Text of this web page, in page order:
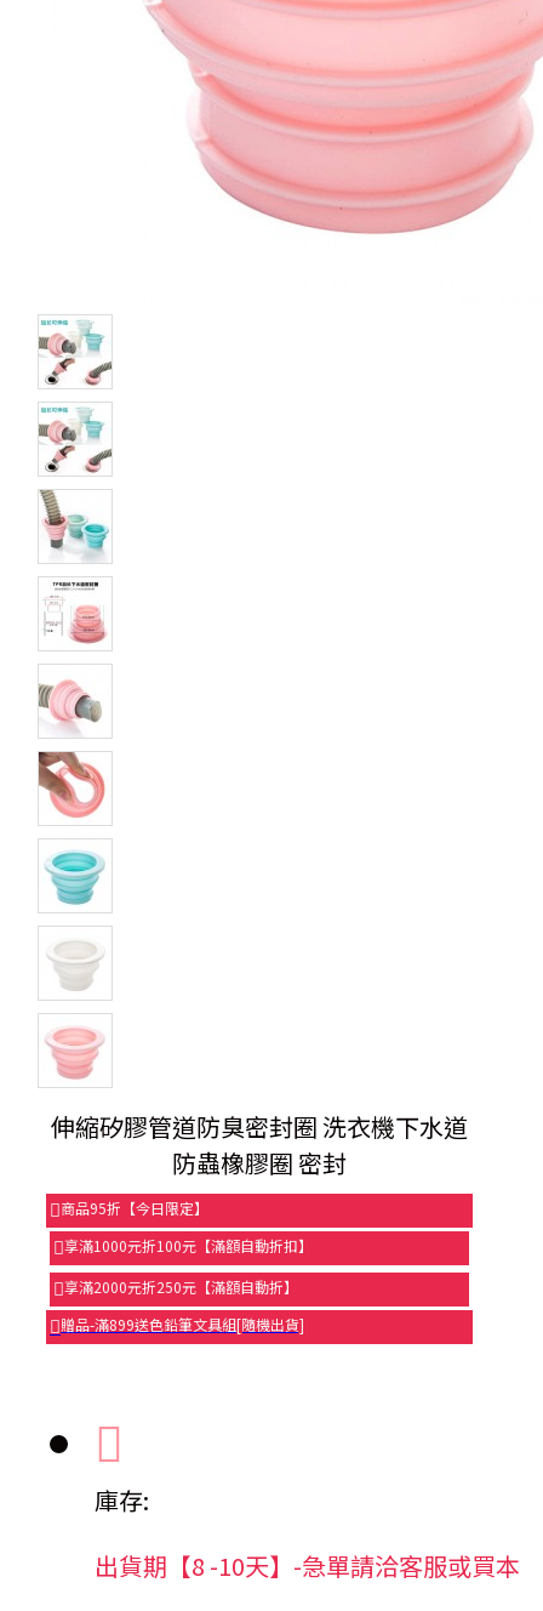
伸縮矽膠管道防臭密封圈 洗衣機下水道
防蟲橡膠圈 密封
商品95折【今日限定】
享滿1000元折100元【滿額自動折扣】
享滿2000元折250元【滿額自動折】
贈品-滿899送色鉛筆文具組[隨機出貨]
庫存:
出貨期【8 -10天】-急單請洽客服或買本